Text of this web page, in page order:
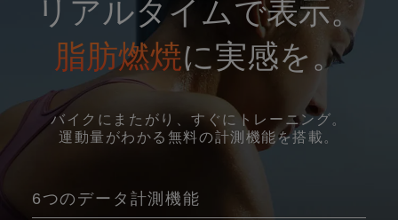
リアルタイムで表示。
脂肪燃焼に実感を。
バイクにまたがり、すぐにトレーニング。
運動量がわかる無料の計測機能を搭載。
6つのデータ計測機能